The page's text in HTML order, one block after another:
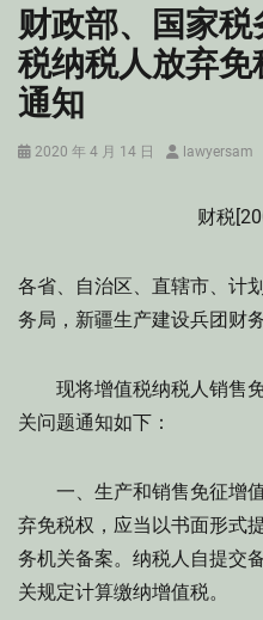
财政部、国家
税纳税人放弃
通知
Posted
2020 年 4 月 14 日 Authorlawyersam
财税
各省、自治区、直辖市、计
务局，新疆生产建设兵团财
现将增值税纳税人销售免
关问题通知如下：
一、生产和销售免征增值
弃免税权，应当以书面形式
务机关备案。纳税人自提交
关规定计算缴纳增值税。